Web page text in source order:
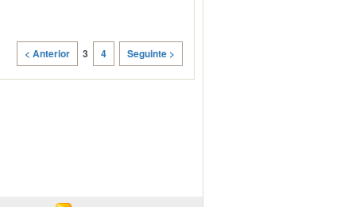
< Anterior 3 4 Seguinte >